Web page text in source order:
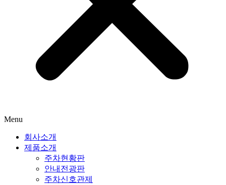
Menu
회사소개
제품소개
주차현황판
안내전광판
주차신호관제